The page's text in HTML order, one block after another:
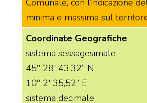
Comunale, con l’indicazione
minima e massima sul
Coordinate Geografiche
sistema sessagesimale
45° 28′ 43,32” N
10° 2′ 35,52” E
sistema decimale